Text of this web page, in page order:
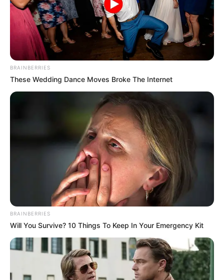
Es werden die schönsten Ausflugsziele in Thüringen
die schönsten Städte in Thüringen
Ausflugsziele, Sehenswürdigkeiten und Museen im
näheren und weiteren Umkreis der
Landgrafenschlucht bei Eisenach:
Umkreissuche Tourismus Eisenach
Museen in und um Eisenach
Kinderausflugsziele für Eisenach
Kindergeburtstag feiern
Schlösser und Burgen in und um Eisenach
Tagesausflugsziele für Eisenach
BRAINBERRIES
These Wedding Dance Moves Broke The Internet
BRAINBERRIES
Will You Survive? 10 Things To Keep In Your Emergency Kit